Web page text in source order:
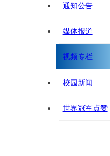
通知公告
媒体报道
视频专栏
校园新闻
世界冠军点赞